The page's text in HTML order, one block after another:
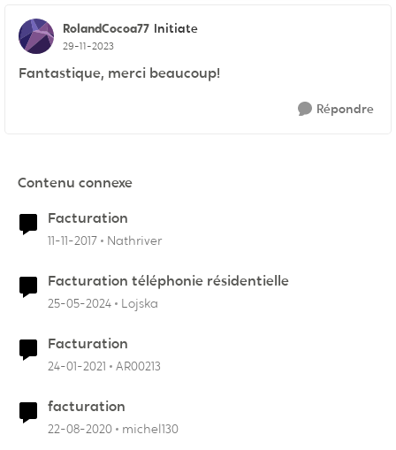
RolandCocoa77 Initiate
29-11-2023
Fantastique, merci beaucoup!
Répondre
Contenu connexe
Facturation
11-11-2017 Nathriver
Facturation téléphonie résidentielle
25-05-2024 Lojska
Facturation
24-01-2021 AR00213
facturation
22-08-2020 michel130